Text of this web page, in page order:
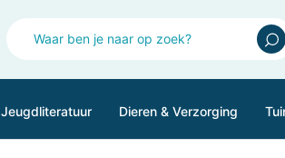
Jeugdliteratuur Dieren & Verzorging